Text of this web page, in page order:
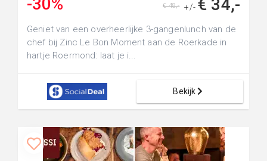
+/- € 34,-
€ 48,-
Geniet van een overheerlijke 3-gangenlunch van de
chef bij Zinc Le Bon Moment aan de Roerkade in
hartje Roermond: laat je i...
Bekijk